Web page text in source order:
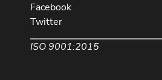
Facebook
Twitter
ISO 9001:2015